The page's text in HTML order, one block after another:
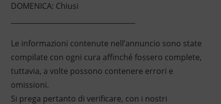
DOMENICA: Chiusi
Le informazioni contenute nell’annuncio sono state
compilate con ogni cura affinché fossero complete,
tuttavia, a volte possono contenere errori e
omissioni.
Si prega pertanto di verificare, con i nostri